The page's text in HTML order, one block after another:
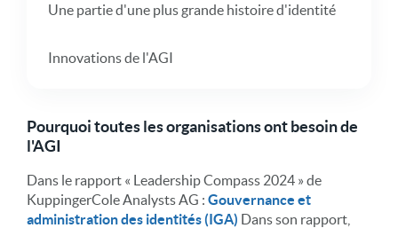
Une partie d'une plus grande histoire d'identité
Innovations de l'AGI
Pourquoi toutes les organisations ont besoin de
l'AGI
Dans le rapport « Leadership Compass 2024 » de
KuppingerCole Analysts AG : Gouvernance et
administration des identités (IGA) Dans son rapport,